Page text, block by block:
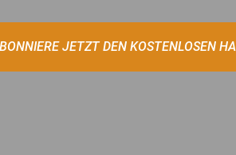
JETZT DEN KOSTENLOSEN